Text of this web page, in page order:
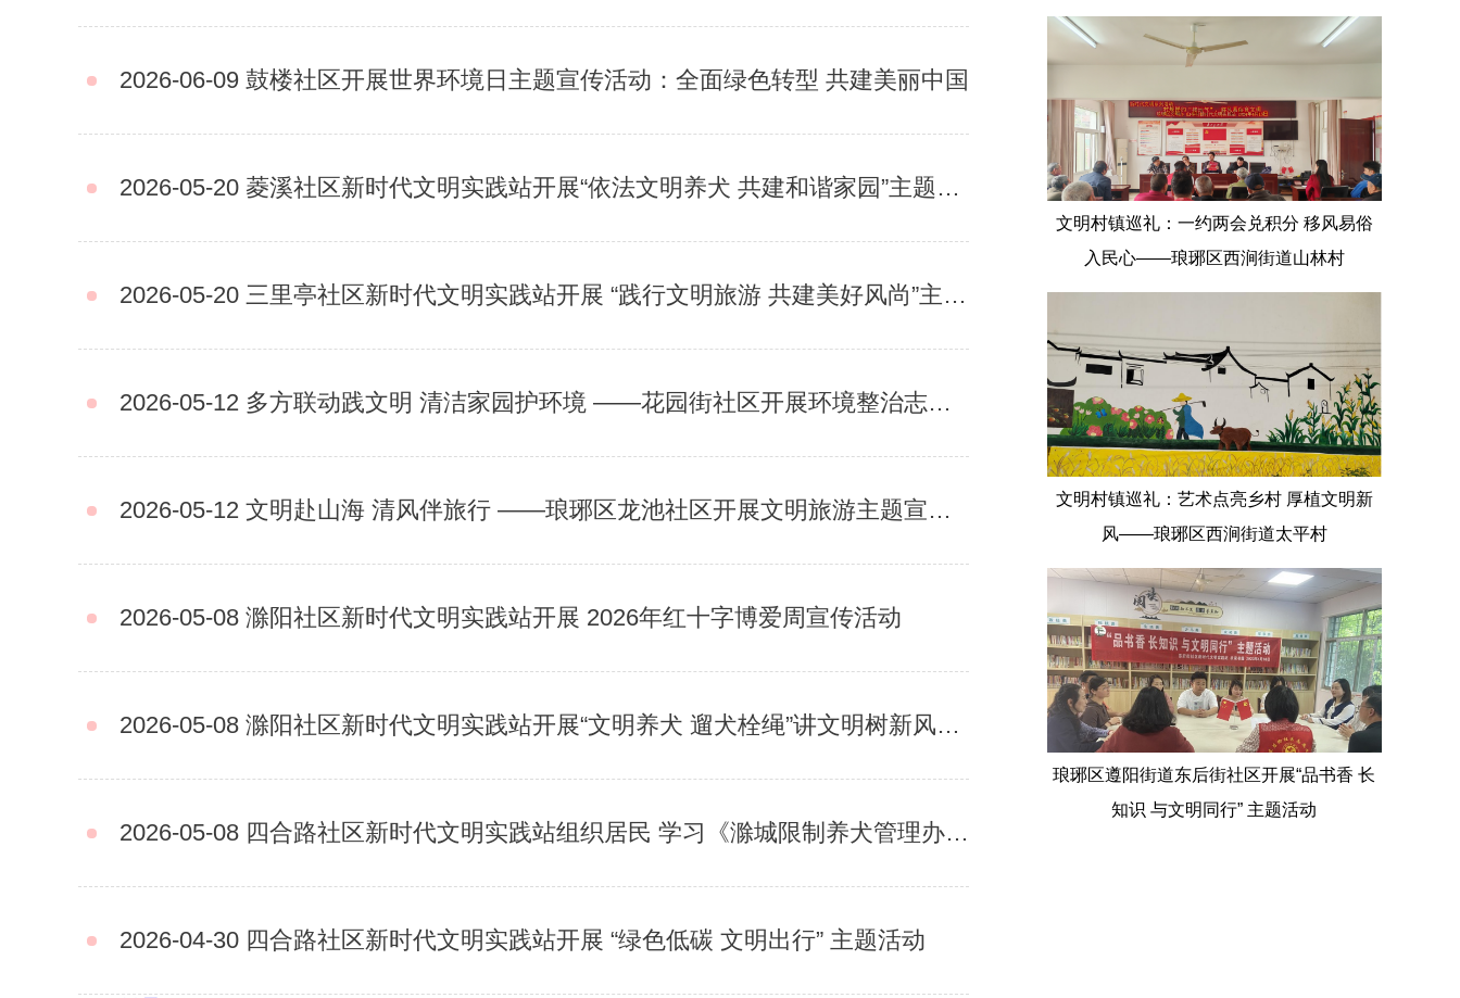
2026-06-09 鼓楼社区开展世界环境日主题宣传活动：全面绿色转型 共建美丽中国
2026-05-20 菱溪社区新时代文明实践站开展“依法文明养犬 共建和谐家园”主题宣传活动
2026-05-20 三里亭社区新时代文明实践站开展 “践行文明旅游 共建美好风尚”主题活动
2026-05-12 多方联动践文明 清洁家园护环境 ——花园街社区开展环境整治志愿活动
2026-05-12 文明赴山海 清风伴旅行 ——琅琊区龙池社区开展文明旅游主题宣传活动
2026-05-08 滁阳社区新时代文明实践站开展 2026年红十字博爱周宣传活动
2026-05-08 滁阳社区新时代文明实践站开展“文明养犬 遛犬栓绳”讲文明树新风宣传活动
2026-05-08 四合路社区新时代文明实践站组织居民 学习《滁城限制养犬管理办法》
2026-04-30 四合路社区新时代文明实践站开展 “绿色低碳 文明出行” 主题活动
文明村镇巡礼：一约两会兑积分 移风易俗
入民心——琅琊区西涧街道山林村
文明村镇巡礼：艺术点亮乡村 厚植文明新
风——琅琊区西涧街道太平村
琅琊区遵阳街道东后街社区开展“品书香 长
知识 与文明同行” 主题活动